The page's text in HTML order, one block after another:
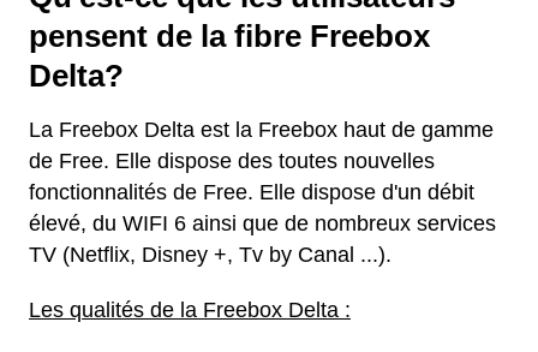
pensent de la fibre Freebox
Delta?
La Freebox Delta est la Freebox haut de gamme
de Free. Elle dispose des toutes nouvelles
fonctionnalités de Free. Elle dispose d'un débit
élevé, du WIFI 6 ainsi que de nombreux services
TV (Netflix, Disney +, Tv by Canal ...).
Les qualités de la Freebox Delta :